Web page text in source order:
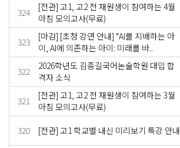
324
[전관] 고1, 고2 전 재원생이 참여하는 4월
아침 모의고사(무료)
323
[마감] [초청 강연 안내] "AI를 지배하는 아
이, AI에 의존하는 아이: 미래를 바..
322
2026학년도 김종길국어논술학원 대입 합
격자 소식
321
[전관] 고1, 고2 전 재원생이 참여하는 3월
아침 모의고사(무료)
320 [전관] 고1 학교별 내신 미리보기 특강 안내